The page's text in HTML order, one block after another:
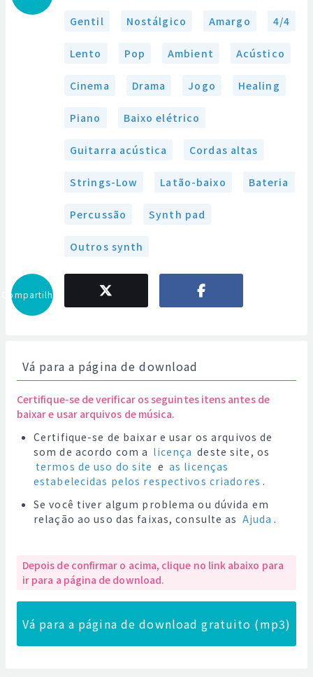
Gentil Nostálgico Amargo 4/4
Lento Pop Ambient Acústico
Cinema Drama Jogo Healing
Piano Baixo elétrico
Guitarra acústica Cordas altas
Strings-Low Latão-baixo Bateria
Percussão Synth pad
Outros synth
Compartilhar
Vá para a página de download
Certifique-se de verificar os seguintes itens antes de
baixar e usar arquivos de música.
Certifique-se de baixar e usar os arquivos de
som de acordo com a licença deste site, os
termos de uso do site e as licenças
estabelecidas pelos respectivos criadores .
Se você tiver algum problema ou dúvida em
relação ao uso das faixas, consulte as Ajuda .
Depois de confirmar o acima, clique no link abaixo para
ir para a página de download.
Vá para a página de download gratuito (mp3)